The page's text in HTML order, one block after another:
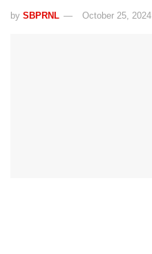
by SBPRNL October 25, 2024